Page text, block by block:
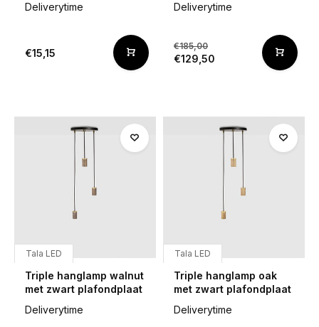
Deliverytime
€15,15
Deliverytime
€185,00
€129,50
Tala LED
Triple hanglamp walnut
met zwart plafondplaat
Deliverytime
Tala LED
Triple hanglamp oak
met zwart plafondplaat
Deliverytime